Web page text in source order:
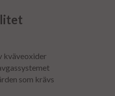
kväveoxider
som krävs